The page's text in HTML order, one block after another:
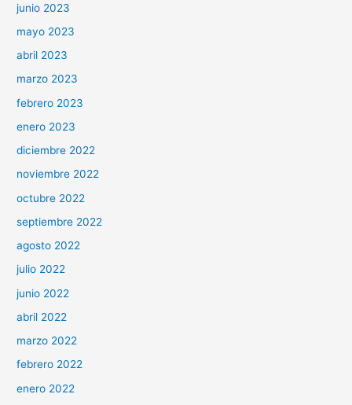
junio 2023
mayo 2023
abril 2023
marzo 2023
febrero 2023
enero 2023
diciembre 2022
noviembre 2022
octubre 2022
septiembre 2022
agosto 2022
julio 2022
junio 2022
abril 2022
marzo 2022
febrero 2022
enero 2022